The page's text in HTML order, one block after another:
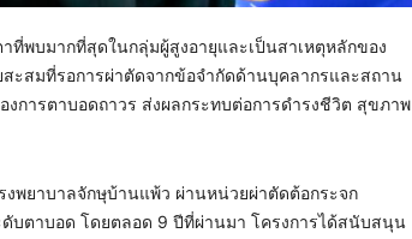
ที่พบมากที่สุดในกลุ่มผู้สูงอายุและเป็นสาเหตุหลักของ
ะสมที่รอการผ่าตัดจากข้อจำกัดด้านบุคลากรและสถาน
การตาบอดถาวร ส่งผลกระทบต่อการดำรงชีวิต สุขภาพ
พยาบาลจักษุบ้านแพ้ว ผ่านหน่วยผ่าตัดต้อกระจก
ดับตาบอด โดยตลอด 9 ปีที่ผ่านมา โครงการได้สนับสนุน